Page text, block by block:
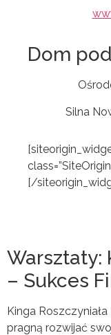
Dom
Silna
[/
Warsztaty:
– Sukces
Kinga
pragną rozwijać